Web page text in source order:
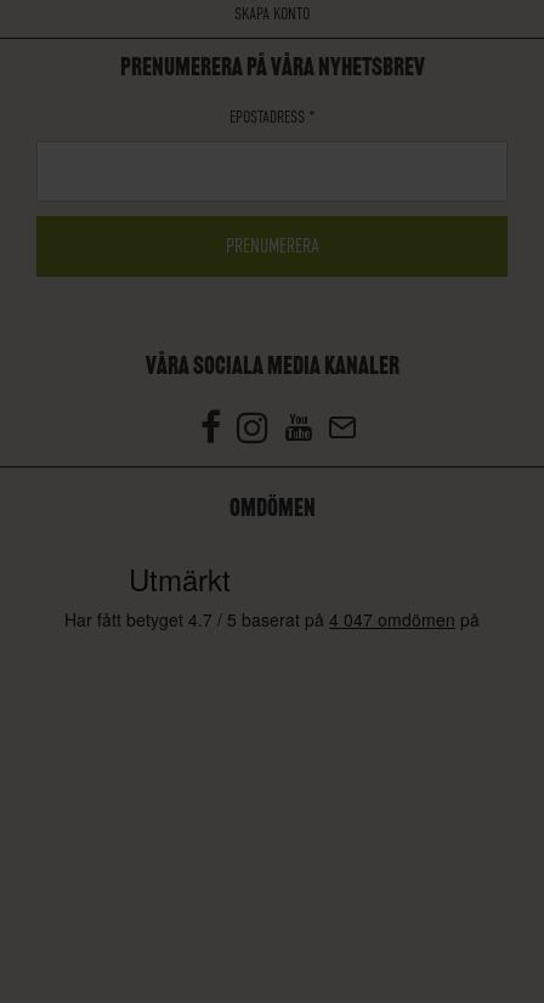
SKAPA KONTO
PRENUMERERA PÅ VÅRA NYHETSBREV
EPOSTADRESS *
VÅRA SOCIALA MEDIA KANALER
OMDÖMEN